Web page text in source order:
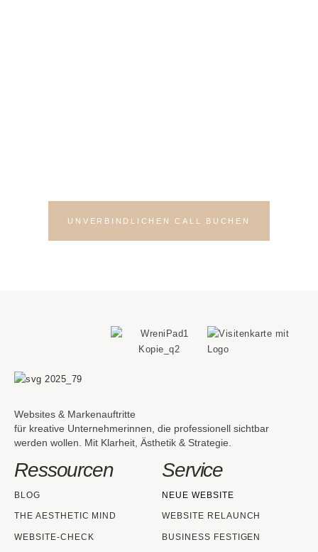
UNVERBINDLICHEN CALL BUCHEN
Websites & Markenauftritte
für kreative Unternehmerinnen, die professionell sichtbar
werden wollen. Mit Klarheit, Ästhetik & Strategie.
Ressourcen
BLOG
THE AESTHETIC MIND
WEBSITE-CHECK
Service
NEUE WEBSITE
WEBSITE RELAUNCH
BUSINESS FESTIGEN